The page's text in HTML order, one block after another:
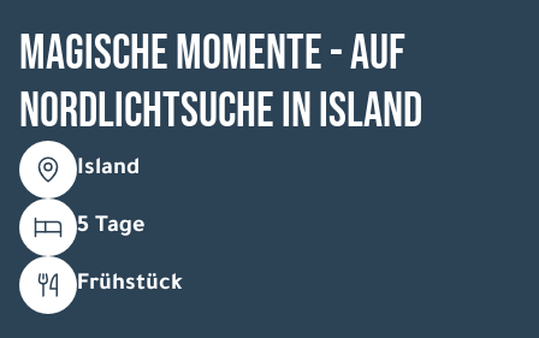
Magische Momente - Auf
Nordlichtsuche in Island
Island
5 Tage
Frühstück